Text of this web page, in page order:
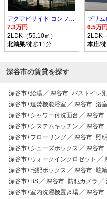
アクアビサイド コンフォルト I
7.3万円
2LDK（55.10㎡）
北鴻巣/徒歩11分
プリ
6.5万円
2LDK
本庄/
深谷市の賃貸を探す
深谷市+給湯 深谷市+バストイレ別
深谷市+追焚機能浴室
深谷市+浴
深谷市+シャワー付洗面台
深谷市
深谷市+システムキッチン
深谷市
深谷市+フローリング
深谷市+照
深谷市+シューズボックス
深谷市
深谷市+ウォークインクロゼット
深谷市+宅配ボックス
深谷市+駐
深谷市+BS
深谷市+防犯カメラ
深谷市+室内洗濯機置き場
深谷市